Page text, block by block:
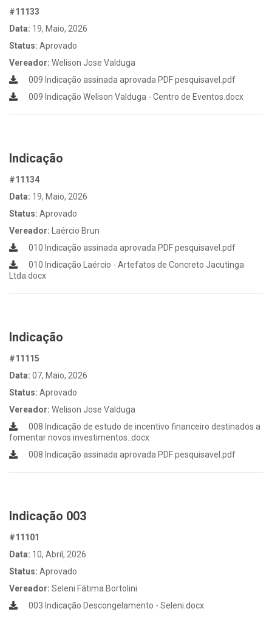
#11133
Data: 19, Maio, 2026
Status: Aprovado
Vereador: Welison Jose Valduga
009 Indicação assinada aprovada PDF pesquisavel.pdf
009 Indicação Welison Valduga - Centro de Eventos.docx
Indicação
#11134
Data: 19, Maio, 2026
Status: Aprovado
Vereador:
Laércio Brun
010 Indicação assinada aprovada PDF pesquisavel.pdf
010 Indicação Laércio - Artefatos de Concreto Jacutinga
Ltda.docx
Indicação
#11115
Data: 07, Maio, 2026
Status: Aprovado
Vereador: Welison Jose Valduga
008 Indicação de estudo de incentivo financeiro destinados a
fomentar novos investimentos..docx
008 Indicação assinada aprovada PDF pesquisavel.pdf
Indicação 003
#11101
Data: 10, Abril, 2026
Status: Aprovado
Vereador: Seleni Fátima Bortolini
003 Indicação Descongelamento - Seleni.docx